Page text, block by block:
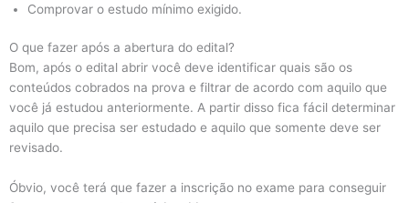
Comprovar o estudo mínimo exigido.
O que fazer após a abertura do edital?
Bom, após o edital abrir você deve identificar quais são os
conteúdos cobrados na prova e filtrar de acordo com aquilo que
você já estudou anteriormente. A partir disso fica fácil determinar
aquilo que precisa ser estudado e aquilo que somente deve ser
revisado.
Óbvio, você terá que fazer a inscrição no exame para conseguir